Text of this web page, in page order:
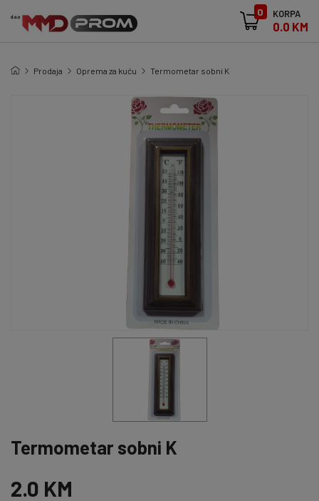
0 KORPA
0.0 KM
Prodaja Oprema za kuću Termometar sobni K
Termometar sobni K
2.0 KM